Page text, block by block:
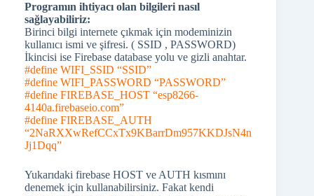
Programın ihtiyacı olan bilgileri nasıl
sağlayabiliriz:
Birinci bilgi internete çıkmak için modeminizin
kullanıcı ismi ve şifresi. ( SSID , PASSWORD)
İkincisi ise Firebase database yolu ve gizli anahtar.
#define WIFI_SSID “SSID”
#define WIFI_PASSWORD “PASSWORD”
#define FIREBASE_HOST “esp8266-
4140a.firebaseio.com”
#define FIREBASE_AUTH
“2NaRXXwRefCCxTx9KBarrDm957KKDJsN4n
Jj1Dqq”
Yukarıdaki firebase HOST ve AUTH kısmını
denemek için kullanabilirsiniz. Fakat kendi